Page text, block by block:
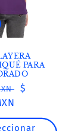
PARA
Precio
oferta
$